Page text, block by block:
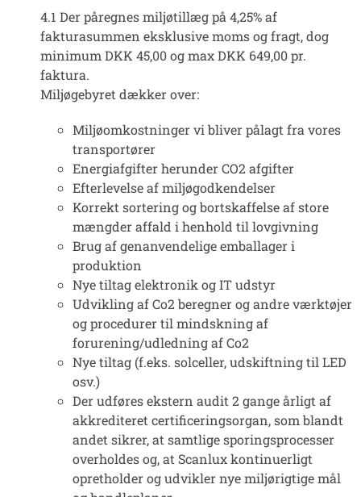
4.1 Der påregnes miljøtillæg på 4,25% af
fakturasummen eksklusive moms og fragt, dog
minimum DKK 45,00 og max DKK 649,00 pr.
faktura.
Miljøgebyret dækker over:
Miljøomkostninger vi bliver pålagt fra vores
transportører
Energiafgifter herunder CO2 afgifter
Efterlevelse af miljøgodkendelser
Korrekt sortering og bortskaffelse af store
mængder affald i henhold til lovgivning
Brug af genanvendelige emballager i
produktion
Nye tiltag elektronik og IT udstyr
Udvikling af Co2 beregner og andre værktøjer
og procedurer til mindskning af
forurening/udledning af Co2
Nye tiltag (f.eks. solceller, udskiftning til LED
osv.)
Der udføres ekstern audit 2 gange årligt af
akkrediteret certificeringsorgan, som blandt
andet sikrer, at samtlige sporingsprocesser
overholdes og, at Scanlux kontinuerligt
opretholder og udvikler nye miljørigtige mål